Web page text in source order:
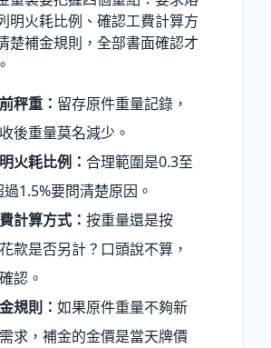
明火耗比例、確認工費計算方
楚補金規則，全部書面確認才
秤重： 留存原件重量記錄，
後重量莫名減少。
火耗比例： 合理範圍是0.3至
過1.5%要問清楚原因。
計算方式： 按重量還是按
款是否另計？口頭說不算，
認。
規則： 如果原件重量不夠新
求，補金的金價是當天牌價